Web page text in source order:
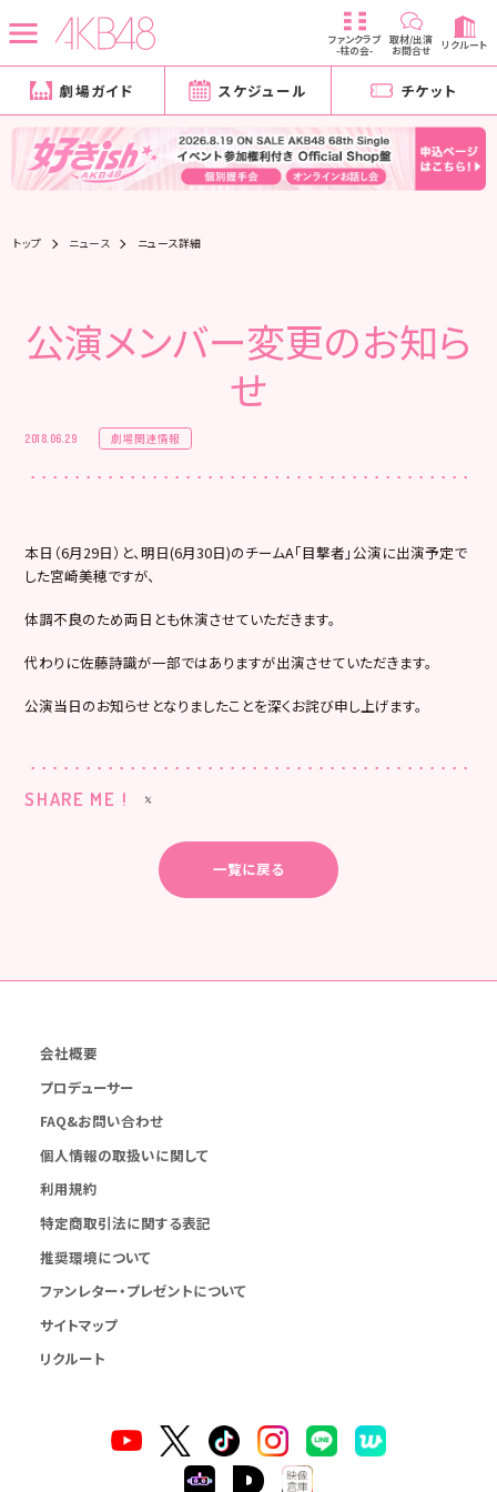
ファンクラブ
-柱の会-
取材/出演
お問合せ リクルート
劇場ガイド スケジュール チケット
トップ ニュース ニュース詳細
公演メンバー変更のお知ら
せ
2018.06.29 劇場関連情報
本日（6月29日）と、明日(6月30日)のチームA「目撃者」公演に出演予定で
した宮崎美穂ですが、
体調不良のため両日とも休演させていただきます。
代わりに佐藤詩識が一部ではありますが出演させていただきます。
公演当日のお知らせとなりましたことを深くお詫び申し上げます。
SHARE ME !
一覧に戻る
会社概要
プロデューサー
FAQ&お問い合わせ
個人情報の取扱いに関して
利用規約
特定商取引法に関する表記
推奨環境について
ファンレター・プレゼントについて
サイトマップ
リクルート